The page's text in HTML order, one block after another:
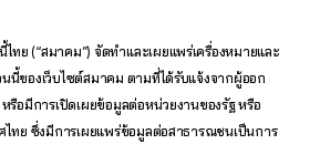
ทย (“สมาคม”) จัดทำและเผยแพร่เครื่องหมายและ
ของเว็บไซต์สมาคม ตามที่ได้รับแจ้งจากผู้ออก
อมีการเปิดเผยข้อมูลต่อหน่วยงานของรัฐ หรือ
ทย ซึ่งมีการเผยแพร่ข้อมูลต่อสาธารณชนเป็นการ